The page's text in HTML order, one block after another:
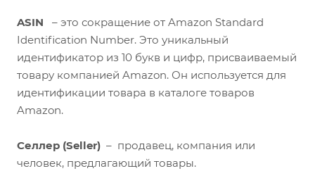
ASIN – это сокращение от Amazon Standard
Identification Number. Это уникальный
идентификатор из 10 букв и цифр, присваиваемый
товару компанией Amazon. Он используется для
идентификации товара в каталоге товаров
Amazon.
Селлер (Seller) – продавец, компания или
человек, предлагающий товары.